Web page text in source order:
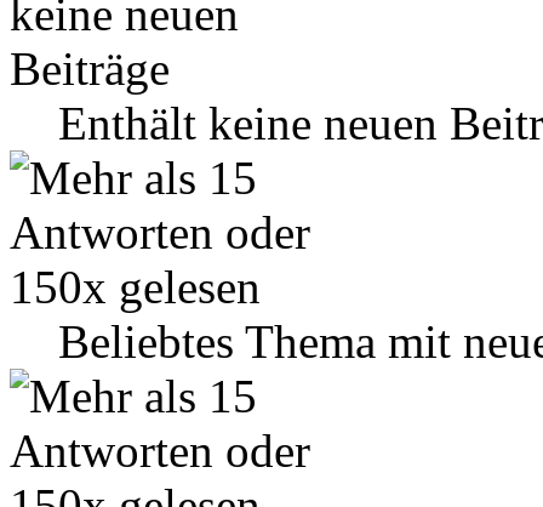
Enthält keine neuen
Beliebtes Thema mit